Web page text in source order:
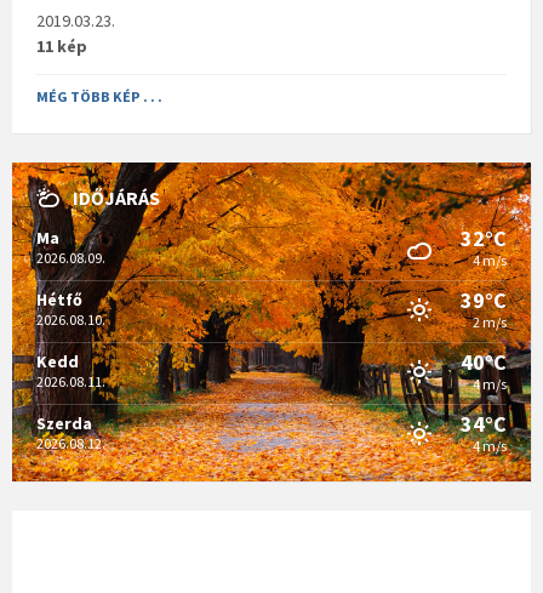
2019.03.23.
11 kép
MÉG TÖBB KÉP . . .
IDŐJÁRÁS
Ma
2026.08.09.
32°C
4 m/s
Hétfő
2026.08.10.
39°C
2 m/s
Kedd
2026.08.11.
40°C
4 m/s
Szerda
2026.08.12.
34°C
4 m/s